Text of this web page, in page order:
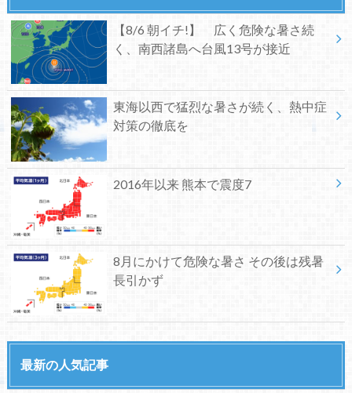
【8/6 朝イチ!】 広く危険な暑さ続
く、南西諸島へ台風13号が接近
東海以西で猛烈な暑さが続く、熱中症
対策の徹底を
2016年以来 熊本で震度7
8月にかけて危険な暑さ その後は残暑
長引かず
最新の人気記事